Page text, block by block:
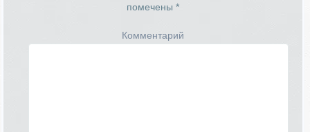
помечены *
Комментарий